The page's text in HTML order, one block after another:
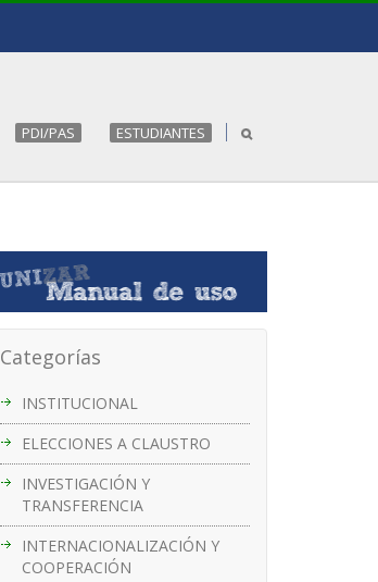
PDI/PAS ESTUDIANTES
Categorías
INSTITUCIONAL
ELECCIONES A CLAUSTRO
INVESTIGACIÓN Y
TRANSFERENCIA
INTERNACIONALIZACIÓN Y
COOPERACIÓN